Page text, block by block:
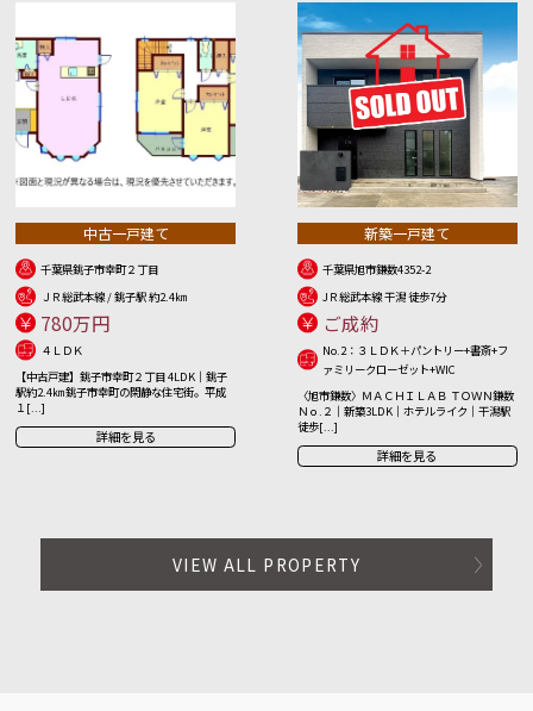
中古一戸建て
千葉県銚子市幸町２丁目
ＪＲ総武本線 / 銚子駅 約2.4㎞
780万円
４ＬＤＫ
【中古戸建】銚子市幸町２丁目 4LDK｜銚子
駅約2.4㎞ 銚子市幸町の閑静な住宅街。平成
１[...]
詳細を見る
新築一戸建て
千葉県旭市鎌数4352-2
JＲ総武本線 干潟 徒歩7分
ご成約
No.2：３ＬＤＫ＋パントリー+書斎+フ
ァミリークローゼット+WIC
〈旭市鎌数〉ＭＡＣＨＩＬＡＢ ＴＯＷＮ鎌数
Ｎｏ.２｜新築3LDK｜ホテルライク｜干潟駅
徒歩[...]
詳細を見る
VIEW ALL PROPERTY